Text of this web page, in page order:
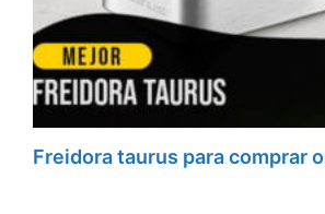
Freidora taurus para comprar